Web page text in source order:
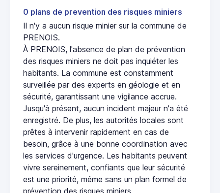
0 plans de prevention des risques miniers
Il n'y a aucun risque minier sur la commune de
PRENOIS.
À PRENOIS, l'absence de plan de prévention
des risques miniers ne doit pas inquiéter les
habitants. La commune est constamment
surveillée par des experts en géologie et en
sécurité, garantissant une vigilance accrue.
Jusqu'à présent, aucun incident majeur n'a été
enregistré. De plus, les autorités locales sont
prêtes à intervenir rapidement en cas de
besoin, grâce à une bonne coordination avec
les services d'urgence. Les habitants peuvent
vivre sereinement, confiants que leur sécurité
est une priorité, même sans un plan formel de
prévention des risques miniers.